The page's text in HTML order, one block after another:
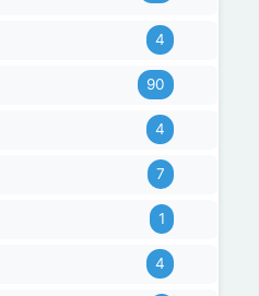
4
90
4
7
1
4